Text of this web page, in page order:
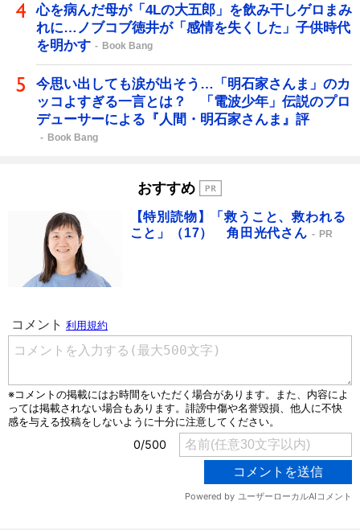
心を病んだ母が「4Lの大五郎」を飲み干しゲロまみ
れに…ノブコブ徳井が「感情を失くした」子供時代
を明かす
Book Bang
今思い出しても涙が出そう…「明石家さんま」のカ
ッコよすぎる一言とは？ 「電波少年」伝説のプロ
デューサーによる『人間・明石家さんま』評
Book Bang
おすすめ
【特別読物】「救うこと、救われる
こと」（17） 角田光代さん
PR